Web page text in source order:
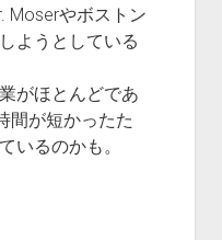
Moserやボストン
ようとしている
がほとんどであ
間が短かったた
いるのかも。